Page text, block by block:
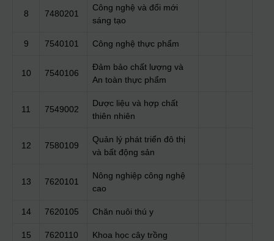
8 7480201
Công nghệ và đổi mới
sáng tạo
9 7540101 Công nghệ thực phẩm
10 7540106
Đảm bảo chất lượng và
An toàn thực phẩm
11 7549002
Dược liệu và hợp chất
thiên nhiên
12 7580109
Quản lý phát triển đô thị
và bất động sản
13 7620101
Nông nghiệp công nghệ
cao
14 7620105 Chăn nuôi thú y
15 7620110 Khoa học cây trồng